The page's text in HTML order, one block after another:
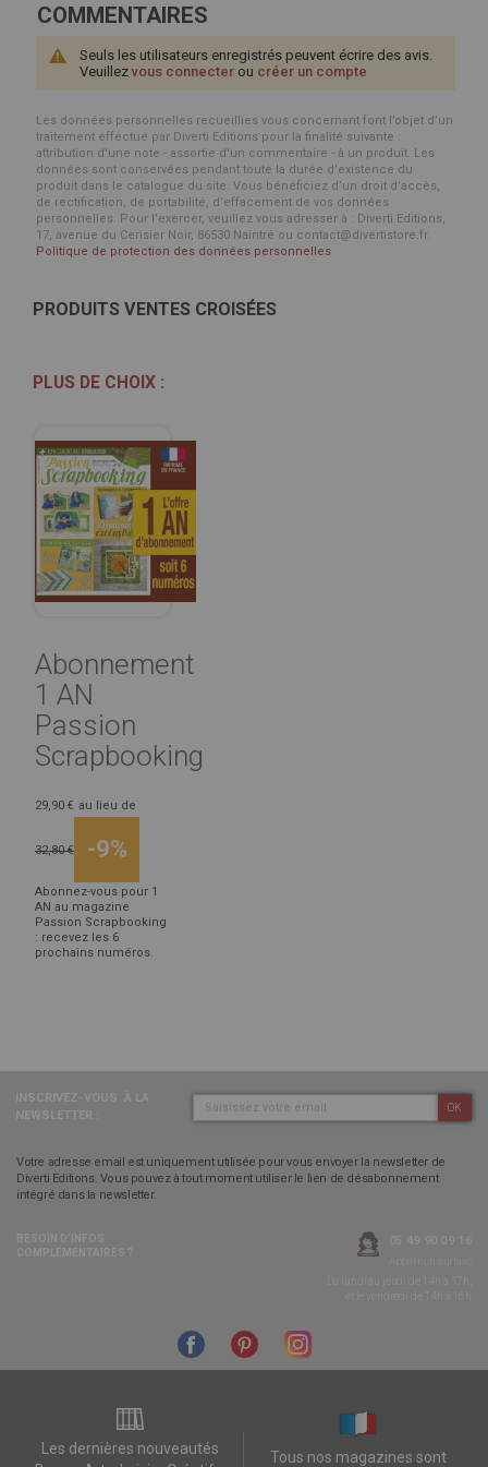
COMMENTAIRES
Seuls les utilisateurs enregistrés peuvent écrire des avis.
Veuillez vous connecter ou créer un compte
Les données personnelles recueillies vous concernant font l’objet d’un
traitement effectué par Diverti Editions pour la finalité suivante :
attribution d'une note - assortie d'un commentaire - à un produit. Les
données sont conservées pendant toute la durée d'existence du
produit dans le catalogue du site. Vous bénéficiez d’un droit d’accès,
de rectification, de portabilité, d’effacement de vos données
personnelles. Pour l’exercer, veuillez vous adresser à : Diverti Editions,
17, avenue du Cerisier Noir, 86530 Naintré ou contact@divertistore.fr.
Politique de protection des données personnelles
PRODUITS VENTES CROISÉES
PLUS DE CHOIX :
Abonnement
1 AN
Passion
Scrapbooking
29,90 € au lieu de
32,80 € -9%
Abonnez-vous pour 1
AN au magazine
Passion Scrapbooking
: recevez les 6
prochains numéros.
OK
Votre adresse email est uniquement utilisée pour vous envoyer la newsletter de
Diverti Editions. Vous pouvez à tout moment utiliser le lien de désabonnement
intégré dans la newsletter.
Les dernières nouveautés
Tous nos magazines sont